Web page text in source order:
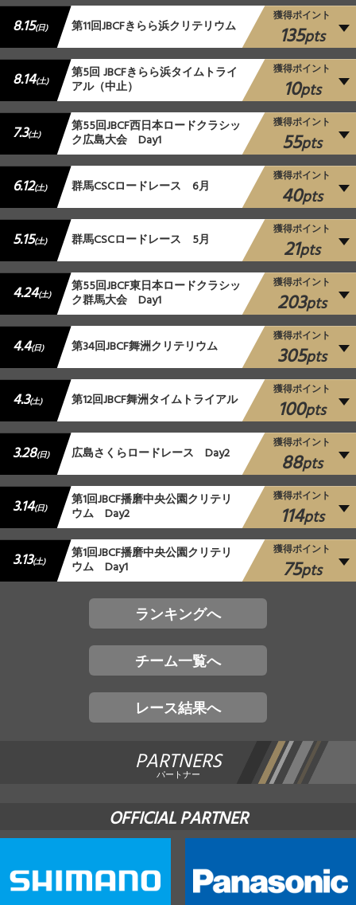
8.15(日) 第11回JBCFきらら浜クリテリウム
獲得ポイント
135pts
8.14(土) 第5回 JBCFきらら浜タイムトライ
アル（中止）
獲得ポイント
10pts
7.3(土) 第55回JBCF西日本ロードクラシッ
ク広島大会 Day1
獲得ポイント
55pts
6.12(土) 群⾺CSCロードレース 6月
獲得ポイント
40pts
5.15(土) 群馬CSCロードレース 5月
獲得ポイント
21pts
4.24(土) 第55回JBCF東日本ロードクラシッ
ク群馬大会 Day1
獲得ポイント
203pts
4.4(日) 第34回JBCF舞洲クリテリウム
獲得ポイント
305pts
4.3(土) 第12回JBCF舞洲タイムトライアル
獲得ポイント
100pts
3.28(日) 広島さくらロードレース Day2
獲得ポイント
88pts
3.14(日) 第1回JBCF播磨中央公園クリテリ
ウム Day2
獲得ポイント
114pts
3.13(土) 第1回JBCF播磨中央公園クリテリ
ウム Day1
獲得ポイント
75pts
ランキングへ
チーム一覧へ
レース結果へ
PARTNERS
パートナー
OFFICIAL PARTNER